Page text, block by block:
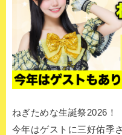
ねぎためな生誕祭2026！
今年はゲストに三好佑季